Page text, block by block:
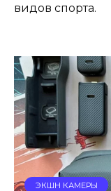
видов спорта.
ЭКШН КАМЕРЫ